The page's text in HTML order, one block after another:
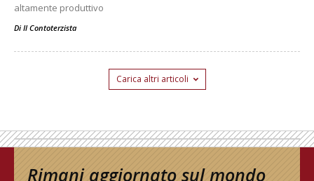
altamente produttivo
Di Il Contoterzista
Carica altri articoli
Rimani aggiornato sul mondo